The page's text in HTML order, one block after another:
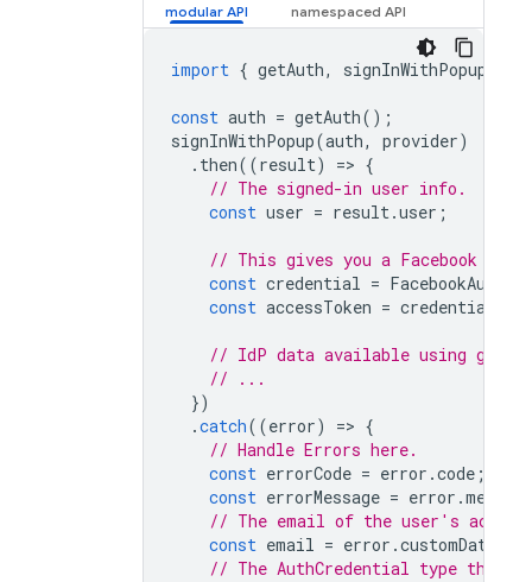
import { getAuth, signInWithPopup
const auth = getAuth();
signInWithPopup(auth, provider)
. then((result) => {
// The signed-in user info.
const user = result.user ;
// This gives you a Facebook
const credential =
const accessToken = credential
// IdP data available using
// ...
})
.catch((error) => {
// Handle Errors here.
const errorCode = error .code ;
const errorMessage = error .message
// The email of the user's
const email = error .customData
// The AuthCredential type that